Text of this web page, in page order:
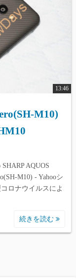
13:46
M10)
AQUOS
M10) - Yahooシ
ロナウイルスによ
続きを読む